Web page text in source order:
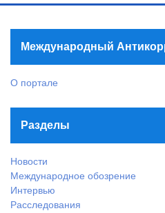
Международный
О портале
Разделы
Новости
Международное обозрение
Интервью
Расследования